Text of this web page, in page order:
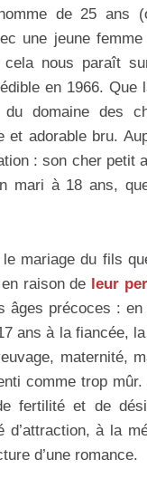
de 25 ans
une jeune
nous paraît
en 1966.
domaine des
et adorable bru.
: son cher petit
mari à 18 ans,
mariage du fils
raison de leur
âges précoces :
ans à la fiancée,
maternité,
comme trop
fertilité et de
à la
d’une romance.